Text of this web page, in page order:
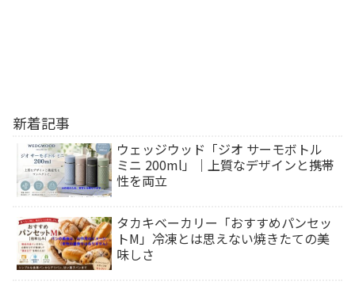
新着記事
ウェッジウッド「ジオ サーモボトル
ミニ 200ml」｜上質なデザインと携帯
性を両立
タカキベーカリー「おすすめパンセッ
トM」冷凍とは思えない焼きたての美
味しさ